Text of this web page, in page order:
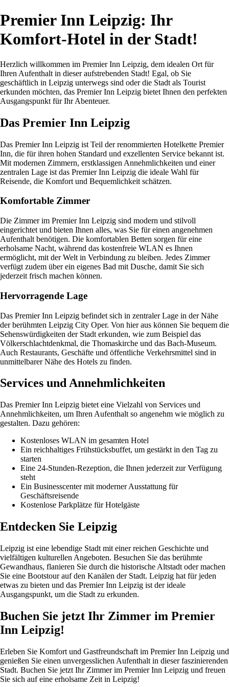
Premier Inn Leipzig: Ihr
Komfort-Hotel in der Stadt!
Herzlich willkommen im Premier Inn Leipzig, dem idealen Ort für
Ihren Aufenthalt in dieser aufstrebenden Stadt! Egal, ob Sie
geschäftlich in Leipzig unterwegs sind oder die Stadt als Tourist
erkunden möchten, das Premier Inn Leipzig bietet Ihnen den perfekten
Ausgangspunkt für Ihr Abenteuer.
Das Premier Inn Leipzig
Das Premier Inn Leipzig ist Teil der renommierten Hotelkette Premier
Inn, die für ihren hohen Standard und exzellenten Service bekannt ist.
Mit modernen Zimmern, erstklassigen Annehmlichkeiten und einer
zentralen Lage ist das Premier Inn Leipzig die ideale Wahl für
Reisende, die Komfort und Bequemlichkeit schätzen.
Komfortable Zimmer
Die Zimmer im Premier Inn Leipzig sind modern und stilvoll
eingerichtet und bieten Ihnen alles, was Sie für einen angenehmen
Aufenthalt benötigen. Die komfortablen Betten sorgen für eine
erholsame Nacht, während das kostenfreie WLAN es Ihnen
ermöglicht, mit der Welt in Verbindung zu bleiben. Jedes Zimmer
verfügt zudem über ein eigenes Bad mit Dusche, damit Sie sich
jederzeit frisch machen können.
Hervorragende Lage
Das Premier Inn Leipzig befindet sich in zentraler Lage in der Nähe
der berühmten Leipzig City Oper. Von hier aus können Sie bequem die
Sehenswürdigkeiten der Stadt erkunden, wie zum Beispiel das
Völkerschlachtdenkmal, die Thomaskirche und das Bach-Museum.
Auch Restaurants, Geschäfte und öffentliche Verkehrsmittel sind in
unmittelbarer Nähe des Hotels zu finden.
Services und Annehmlichkeiten
Das Premier Inn Leipzig bietet eine Vielzahl von Services und
Annehmlichkeiten, um Ihren Aufenthalt so angenehm wie möglich zu
gestalten. Dazu gehören:
Kostenloses WLAN im gesamten Hotel
Ein reichhaltiges Frühstücksbuffet, um gestärkt in den Tag zu
starten
Eine 24-Stunden-Rezeption, die Ihnen jederzeit zur Verfügung
steht
Ein Businesscenter mit moderner Ausstattung für
Geschäftsreisende
Kostenlose Parkplätze für Hotelgäste
Entdecken Sie Leipzig
Leipzig ist eine lebendige Stadt mit einer reichen Geschichte und
vielfältigen kulturellen Angeboten. Besuchen Sie das berühmte
Gewandhaus, flanieren Sie durch die historische Altstadt oder machen
Sie eine Bootstour auf den Kanälen der Stadt. Leipzig hat für jeden
etwas zu bieten und das Premier Inn Leipzig ist der ideale
Ausgangspunkt, um die Stadt zu erkunden.
Buchen Sie jetzt Ihr Zimmer im Premier
Inn Leipzig!
Erleben Sie Komfort und Gastfreundschaft im Premier Inn Leipzig und
genießen Sie einen unvergesslichen Aufenthalt in dieser faszinierenden
Stadt. Buchen Sie jetzt Ihr Zimmer im Premier Inn Leipzig und freuen
Sie sich auf eine erholsame Zeit in Leipzig!